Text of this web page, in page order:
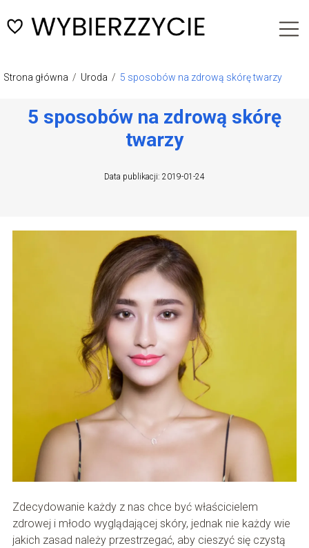
Strona główna / Uroda / 5 sposobów na zdrową skórę twarzy
5 sposobów na zdrową skórę
twarzy
Data publikacji: 2019-01-24
Zdecydowanie każdy z nas chce być właścicielem
zdrowej i młodo wyglądającej skóry, jednak nie każdy wie
jakich zasad należy przestrzegać, aby cieszyć się czystą